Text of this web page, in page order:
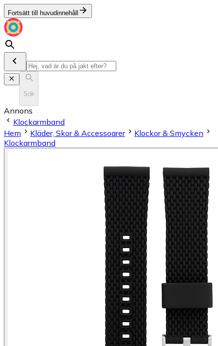
Fortsätt till huvudinnehåll
Sök
Annons
Klockarmband
Hem
Kläder, Skor & Accessoarer
Klockor & Smycken
Klockarmband